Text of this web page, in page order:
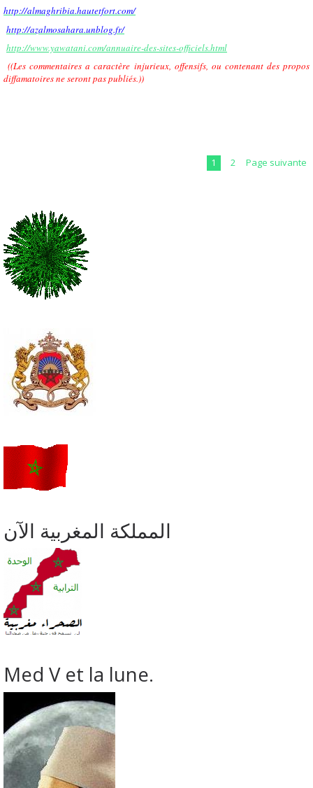
http://almaghribia.hautetfort.com/
http://azalmosahara.unblog.fr/
http://www.yawatani.com/annuaire-des-sites-officiels.html
((Les commentaires a caractère injurieux, offensifs, ou contenant des propos
diffamatoires ne seront pas publiés.))
1 2 Page suivante
المملكة المغربية الآن
Med V et la lune.